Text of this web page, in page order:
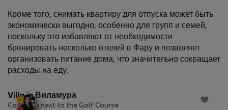
Кроме того, снимать квартиру для отпуска может быть
экономически выгодно, особенно для групп и семей,
поскольку это избавляют от необходимости
бронировать несколько отелей в Фару и позволяет
организовать питание дома, что значительно сокращает
расходы на еду.
StayProtection
Villa in Виламура
Cozy Villa next to the Golf Course